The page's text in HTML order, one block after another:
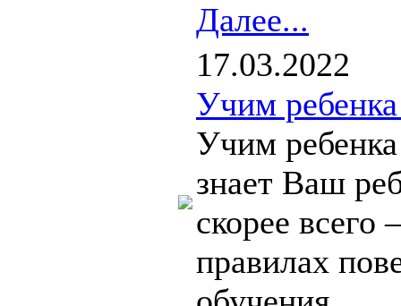
Далее...
17.03.2022
Учим
Учим
знает Ваш
скорее всего
правилах